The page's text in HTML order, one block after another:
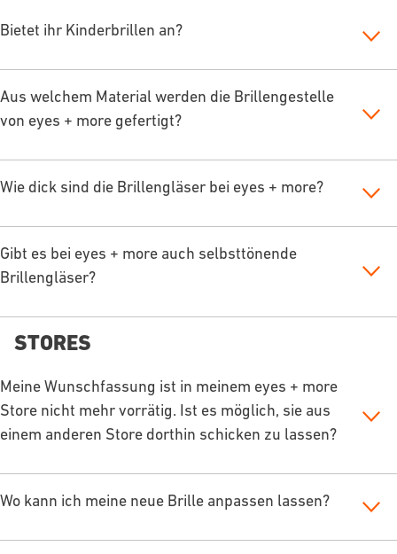
Bietet ihr Kinderbrillen an?
Aus welchem Material werden die Brillengestelle
von eyes + more gefertigt?
Wie dick sind die Brillengläser bei eyes + more?
Gibt es bei eyes + more auch selbsttönende
Brillengläser?
STORES
Meine Wunschfassung ist in meinem eyes + more
Store nicht mehr vorrätig. Ist es möglich, sie aus
einem anderen Store dorthin schicken zu lassen?
Wo kann ich meine neue Brille anpassen lassen?